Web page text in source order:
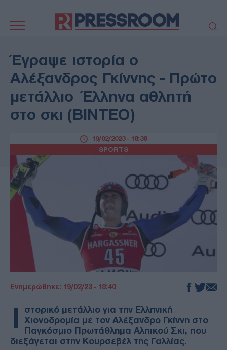
πλοήγηση
ΠΟΛΙΤΙΚΗ
ΟΙΚΟΝΟΜΙΑ
ΕΚΚΛΗΣΙΑ
ΑΜΥΝΑ
ΔΙΕΘΝΗ
ΚΥΠΡΟΣ
MEDIA
LIFESTYLE
AUTO - MOTO
ΓΑΣΤΡΟΝΟΜΙΑ
ΥΓΕΙΑ
ΠΑΡΑΞΕΝΑ
ΖΩΔΙΑ
ΑΡΘΡΟΓΡΑΦΙΑ
Έγραψε ιστορία ο
Αλέξανδρος Γκίννης - Πρώτο
μετάλλιο Έλληνα αθλητή
στο σκι (ΒΙΝΤΕΟ)
SPORTS
19/02/2023 - 18:38
Ενημερώθηκε: 19/02/23 - 18:40
Ι
στορικό μετάλλιο για την Ελληνική
Χιονοδρομία με τον Αλέξανδρο Γκίννη στο
Παγκόσμιο Πρωτάθλημα Αλπικού Σκι, που
διεξάγεται στην Κουρσεβέλ της Γαλλίας.